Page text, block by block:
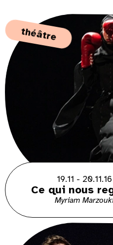
théâtre
19.11 - 20.11.16
Ce qui nous
Myriam